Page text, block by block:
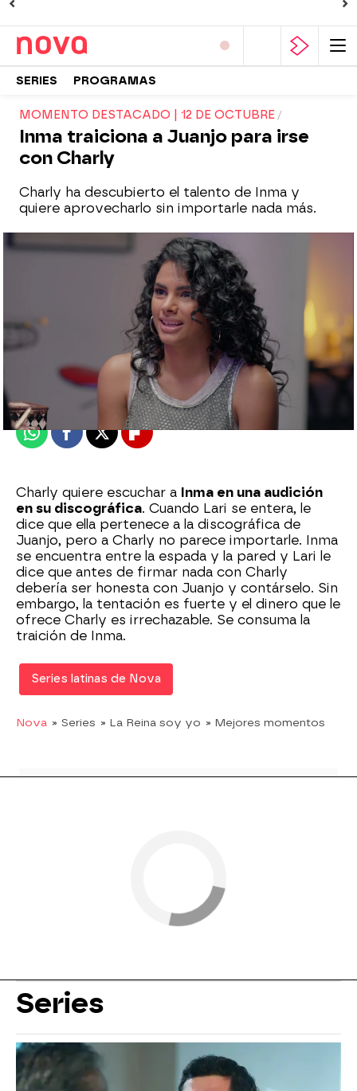
SERIES PROGRAMAS
MOMENTO DESTACADO | 12 DE OCTUBRE
Inma traiciona a Juanjo para irse
con Charly
Charly ha descubierto el talento de Inma y
quiere aprovecharlo sin importarle nada más.
Nova
Madrid
12 de octubre de 2021, 19:02
WhatsappFacebook
X Flipboard
Charly quiere escuchar a Inma en una audición
en su discográfica. Cuando Lari se entera, le
dice que ella pertenece a la discográfica de
Juanjo, pero a Charly no parece importarle. Inma
se encuentra entre la espada y la pared y Lari le
dice que antes de firmar nada con Charly
debería ser honesta con Juanjo y contárselo. Sin
embargo, la tentación es fuerte y el dinero que le
ofrece Charly es irrechazable. Se consuma la
traición de Inma.
Series latinas de Nova
Nova » Series » La Reina soy yo » Mejores momentos
Series